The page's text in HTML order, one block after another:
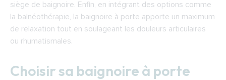
siège de baignoire. Enfin, en intégrant des options comme
la balnéothérapie, la baignoire à porte apporte un maximum
de relaxation tout en soulageant les douleurs articulaires
ou rhumatismales.
Choisir sa baignoire à porte